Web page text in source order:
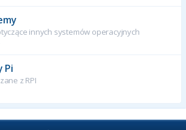
innych systemów operacyjnych
Pi
z RPI